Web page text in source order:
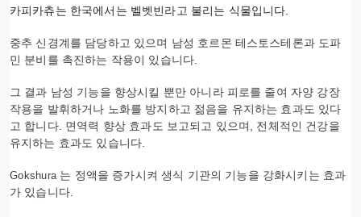
카피카츄는 한국에서는 벨벳빈라고 불리는 식물입니다.
중추 신경계를 담당하고 있으며 남성 호르몬 테스토스테론과 도파
민 분비를 촉진하는 작용이 있습니다.
그 결과 남성 기능을 향상시킬 뿐만 아니라 피로를 줄여 자양 강장
작용을 발휘하거나 노화를 방지하고 젊음을 유지하는 효과도 있다
고 합니다. 면역력 향상 효과도 보고되고 있으며, 전체적인 건강을
유지하는 효과도 있습니다.
Gokshura 는 정액을 증가시켜 생식 기관의 기능을 강화시키는 효과
가 있습니다.